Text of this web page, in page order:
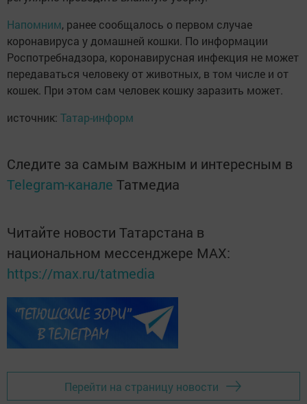
Напомним, ранее сообщалось о первом случае
коронавируса у домашней кошки. По информации
Роспотребнадзора, коронавирусная инфекция не может
передаваться человеку от животных, в том числе и от
кошек. При этом сам человек кошку заразить может.
источник: Татар-информ
Следите за самым важным и интересным в
Telegram-канале Татмедиа
Читайте новости Татарстана в
национальном мессенджере MАХ:
https://max.ru/tatmedia
Перейти на страницу новости